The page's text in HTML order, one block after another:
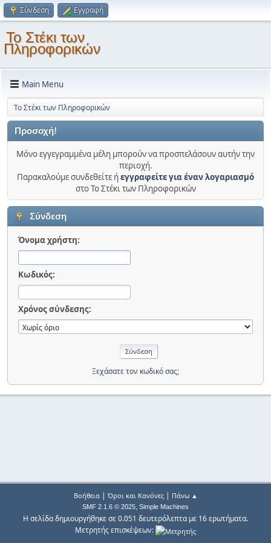
Σύνδεση Εγγραφή
Το Στέκι των
Πληροφορικών
Main Menu
Το Στέκι των Πληροφορικών
Προσοχή!
Μόνο εγγεγραμμένα μέλη μπορούν να προσπελάσουν αυτήν την
περιοχή.
Παρακαλούμε συνδεθείτε ήεγγραφείτε για έναν λογαριασμό
στο Το Στέκι των Πληροφορικών
Σύνδεση
Όνομα χρήστη:
Κωδικός:
Χρόνος σύνδεσης:
Ξεχάσατε τον κωδικό σας;
Βοήθεια| Όροι και Κανόνες| Πάνω ▲
SMF 2.1.6 © 2025, Simple Machines
Η σελίδα δημιουργήθηκε σε 0.051 δευτερόλεπτα με 16 ερωτήματα.
Μετρητής επισκέψεων: